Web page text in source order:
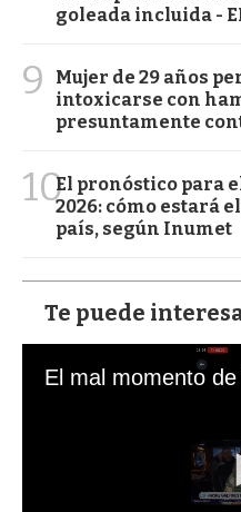
goleada incluida -
9
Mujer de 29 años
intoxicarse con
presuntamente
10El pronóstico para
2026: cómo estará
país, según Inumet
Te puede